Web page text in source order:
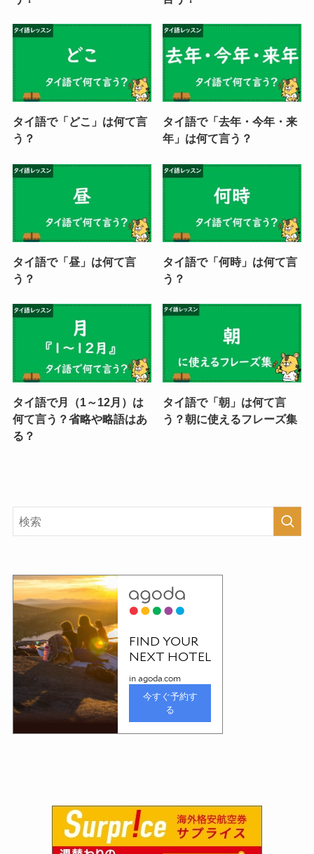
タイ語で「どこ」は何て言
う？
タイ語で「去年・今年・来
年」は何て言う？
タイ語で「昼」は何て言
う？
タイ語で「何時」は何て言
う？
タイ語で月（1～12月）は
何て言う？省略や略語はあ
る？
タイ語で「朝」は何て言
う？朝に使えるフレーズ集